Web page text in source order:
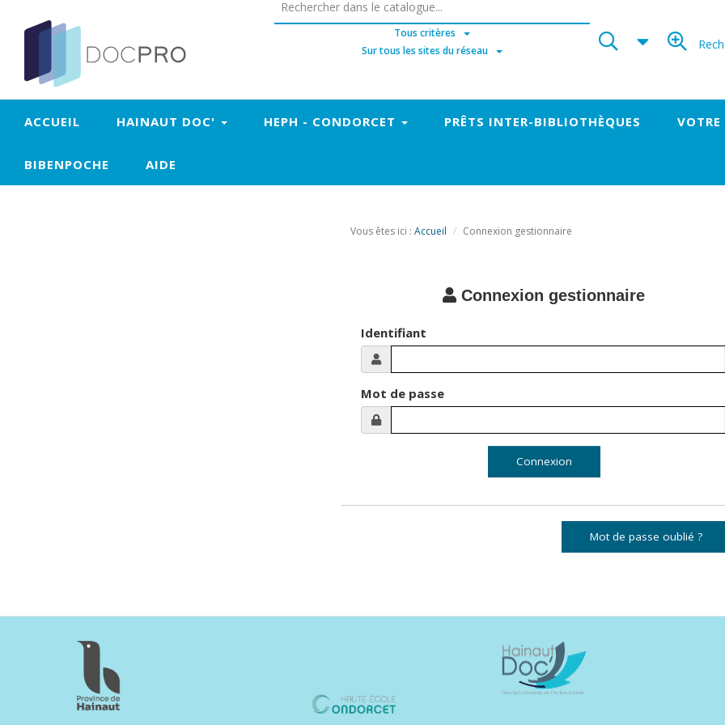
Tous critères
Sur tous les sites du réseau
ACCUEIL HAINAUT DOC' HEPH - CONDORCET PRÊTS INTER-BIBLIOTHÈQUES VOTRE
BIBENPOCHE AIDE
Vous êtes ici :Accueil Connexion gestionnaire
Connexion gestionnaire
Identifiant
Mot de passe
Mot de passe oublié ?